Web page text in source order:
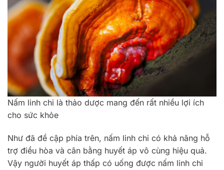
Nấm linh chi là thảo dược mang đến rất nhiều lợi ích
cho sức khỏe
Như đã đề cập phía trên, nấm linh chi có khả năng hỗ
trợ điều hòa và cân bằng huyết áp vô cùng hiệu quả.
Vậy người huyết áp thấp có uống được nấm linh chi